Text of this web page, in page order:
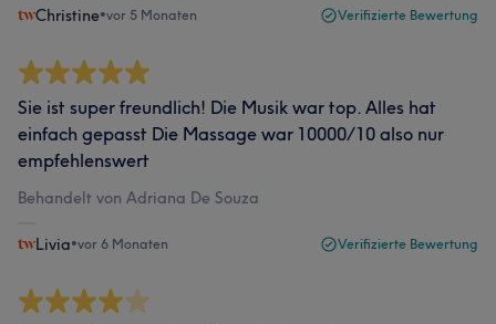
Christine•vor 5 Monaten Verifizierte Bewertung
Sie ist super freundlich! Die Musik war top. Alles hat
einfach gepasst Die Massage war 10000/10 also nur
empfehlenswert
Behandelt von Adriana De Souza
Livia•vor 6 Monaten Verifizierte Bewertung